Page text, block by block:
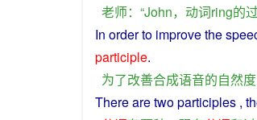
老师：“John， 动词ring的
In orderto improvethe
participle.
为了改善合成语音的自然度
Therearetwoparticiples ,